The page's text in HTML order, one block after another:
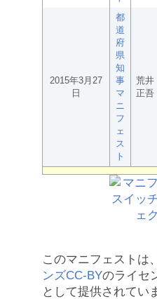
2015年3月27
日
都
道
府
県
知
事
マ
ニ
フ
ェ
ス
ト
荒井
正吾
このマニフェストは、
ンズCC-BYのライセ
として提供されてい